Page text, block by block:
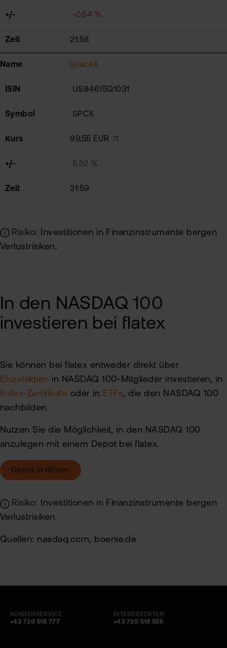
+/- -0,54 %
Zeit 21:58
Name SpaceX
ISIN US84615Q1031
Symbol SPCX
Kurs 99,55 EUR
+/- 6,52 %
Zeit 21:59
Risiko: Investitionen in Finanzinstrumente bergen
Verlustrisiken.
In den NASDAQ 100
investieren bei flatex
Sie können bei flatex entweder direkt über
Einzelaktien in NASDAQ 100-Mitglieder investieren, in
Index-Zertifikate oder in ETFs, die den NASDAQ 100
nachbilden.
Nutzen Sie die Möglichkeit, in den NASDAQ 100
anzulegen mit einem Depot bei flatex.
Depot eröffnen
Risiko: Investitionen in Finanzinstrumente bergen
Verlustrisiken.
Quellen: nasdaq.com, boerse.de
KUNDENSERVICE
+43 720 518 777
INTERESSENTEN
+43 720 518 555